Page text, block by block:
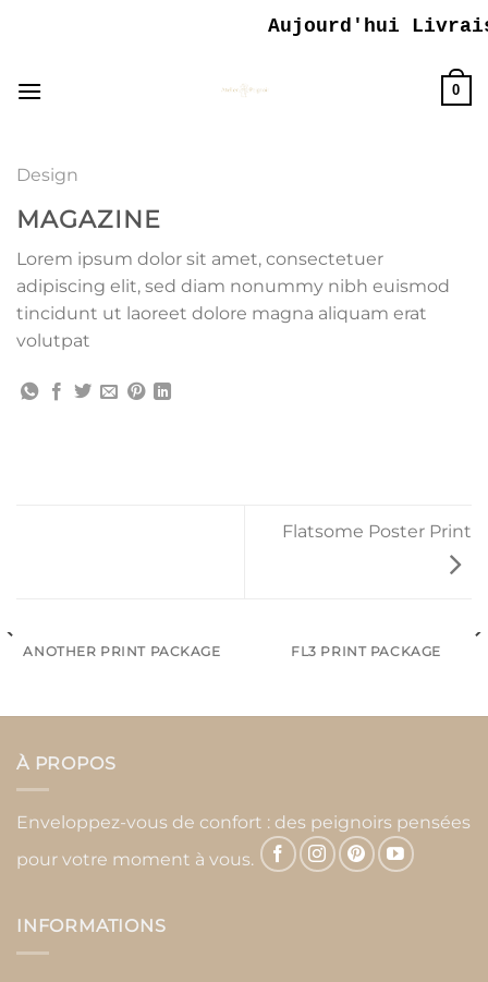
Aujourd'hui
0
Design
MAGAZINE
Lorem ipsum dolor sit amet, consectetuer
adipiscing elit, sed diam nonummy nibh euismod
tincidunt ut laoreet dolore magna aliquam erat
volutpat
Flatsome Poster Print
ANOTHER PRINT PACKAGE FL3 PRINT PACKAGE
À PROPOS
Enveloppez-vous de confort : des peignoirs pensées
pour votre moment à vous.
INFORMATIONS